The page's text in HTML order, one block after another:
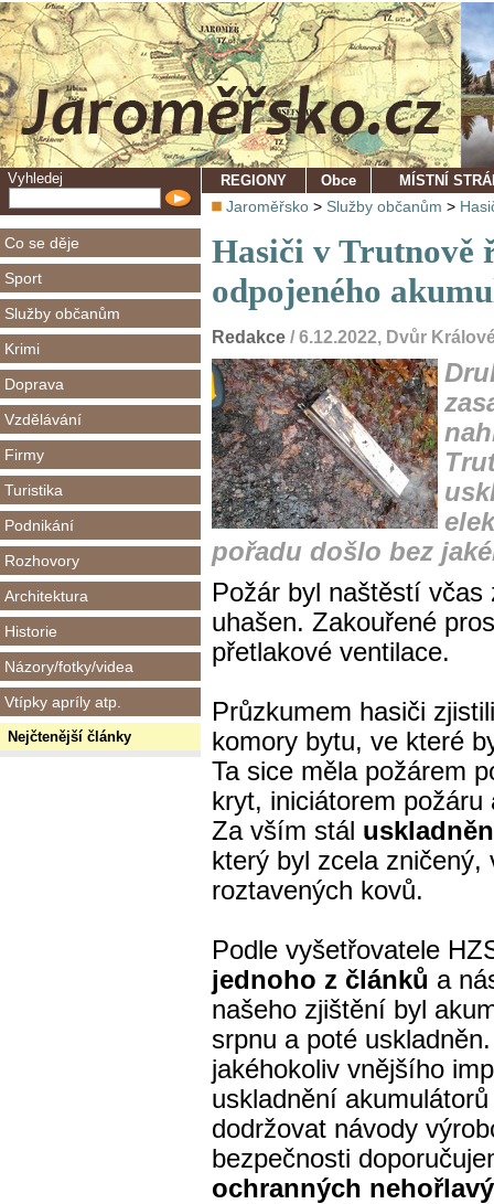
Vyhledej
Co se děje
Sport
Služby občanům
Krimi
Doprava
Vzdělávání
Firmy
Turistika
Podnikání
Rozhovory
Architektura
Historie
Názory/fotky/videa
Vtípky apríly atp.
Nejčtenější články
REGIONY Obce MÍSTNÍ
Jaroměřsko > Služby občanům >
Hasiči v Trutnově
odpojeného
Redakce / 6.12.2022, Dvůr
pořadu došlo bez
Požár byl naštěstí včas
uhašen. Zakouřené
přetlakové ventilace.
Průzkumem hasiči
komory bytu, ve které
Ta sice měla požárem
kryt, iniciátorem
Za vším stál
který byl zcela
roztavených kovů.
Podle vyšetřovatele
jednoho z článků a
našeho zjištění byl
srpnu a poté
jakéhokoliv vnějšího
uskladnění
dodržovat návody
bezpečnosti
ochranných